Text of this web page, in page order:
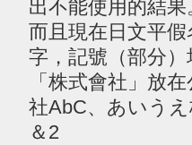
出不能使用的結果
而且現在日文平
字，記號（部分
「株式會社」放
社AbC、あいう
＆2